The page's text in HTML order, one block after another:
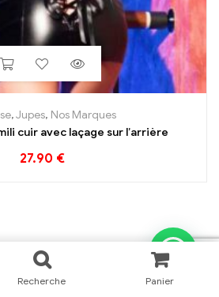
,Jupes, Nos Marques
cuir avec laçage sur l’arrière
27.90 €
Recherche Panier